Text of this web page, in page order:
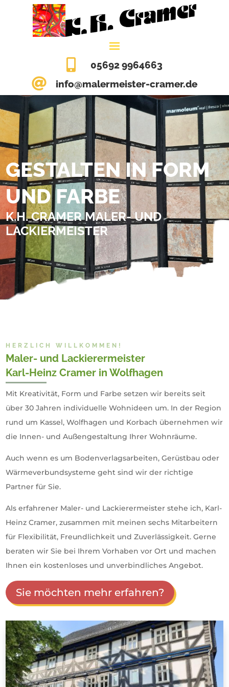
 05692 9964663
 info@malermeister-cramer.de
GESTALTEN IN FORM
UND FARBE
K.H. CRAMER MALER- UND
LACKIERMEISTER
HERZLICH WILLKOMMEN!
Maler- und Lackierermeister
Karl-Heinz Cramer in Wolfhagen
Mit Kreativität, Form und Farbe setzen wir bereits seit
über 30 Jahren individuelle Wohnideen um. In der Region
rund um Kassel, Wolfhagen und Korbach übernehmen wir
die Innen- und Außengestaltung Ihrer Wohnräume.
Auch wenn es um Bodenverlagsarbeiten, Gerüstbau oder
Wärmeverbundsysteme geht sind wir der richtige
Partner für Sie.
Als erfahrener Maler- und Lackierermeister stehe ich, Karl-
Heinz Cramer, zusammen mit meinen sechs Mitarbeitern
für Flexibilität, Freundlichkeit und Zuverlässigkeit. Gerne
beraten wir Sie bei Ihrem Vorhaben vor Ort und machen
Ihnen ein kostenloses und unverbindliches Angebot.
Sie möchten mehr erfahren?